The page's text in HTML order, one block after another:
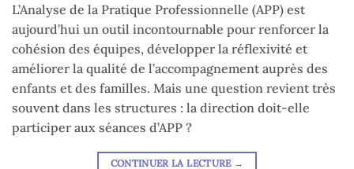
L’Analyse de la Pratique Professionnelle (APP) est
aujourd’hui un outil incontournable pour renforcer la
cohésion des équipes, développer la réflexivité et
améliorer la qualité de l’accompagnement auprès des
enfants et des familles. Mais une question revient très
souvent dans les structures : la direction doit-elle
participer aux séances d’APP ?
CONTINUER LA LECTURE →